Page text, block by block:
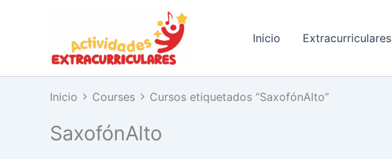
Inicio Extracurriculares
Inicio Courses Cursos etiquetados “SaxofónAlto”
SaxofónAlto